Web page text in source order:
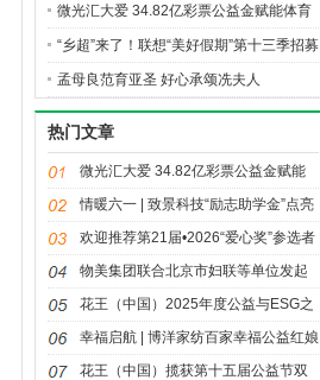
之美 花王珂润“珂学守护计划”落地榆林，
油敏肌修护新品亮相
微光汇大爱 34.82亿彩票公益金赋能体育
强国建设
“乡超”来了！联想“美好假期”第十三季招募
进行中
孟母良范育亚圣 好心承颂冼夫人
热门文章
微光汇大爱 34.82亿彩票公益金赋能
体育强国建设
情暖六一 | 致景科技“励志助学金”点亮
童年微光
欢迎推荐第21届•2026“爱心奖”参选者
物美集团联合北京市妇联等单位发起
三八妇女节公益活动“多点情绪自由日”
花王（中国）2025年度公益与ESG之
路：荣光与温度同行
幸福启航 | 博洋家纺百家幸福公益红娘
站项目正式启动
花王（中国）揽获第十五届公益节双